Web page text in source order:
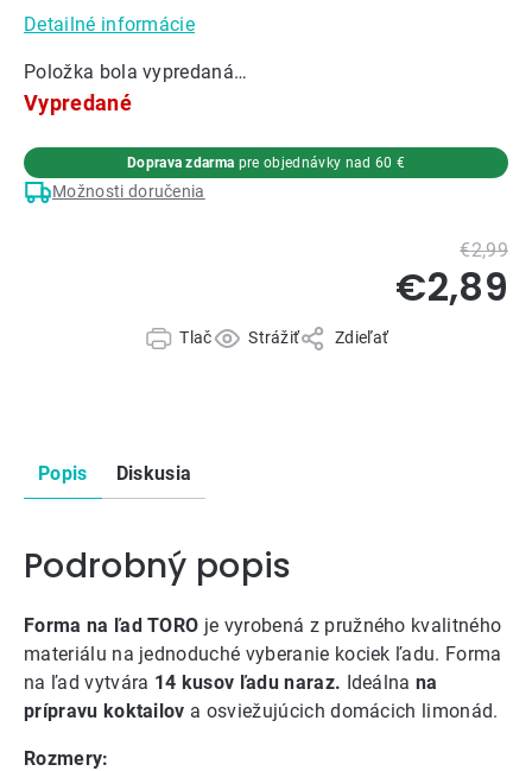
5
hviezdičiek.
Položka bola vypredaná…
Detailné informácie
Tlač Strážiť Zdieľať
Vypredané
Možnosti doručenia
Doprava zdarma pre objednávky nad 60 €
€2,99
€2,89
Popis Diskusia
Podrobný popis
Forma na ľad TORO je vyrobená z pružného kvalitného
materiálu na jednoduché vyberanie kociek ľadu. Forma
na ľad vytvára 14 kusov ľadu naraz. Ideálnana
prípravu koktailov a osviežujúcich domácich limonád.
Rozmery: